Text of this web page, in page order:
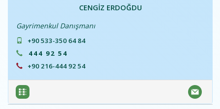
CENGIZ ERDOĞDU
Gayrimenkul Danışmanı
+90 533-350 64 84
444 92 54
+90 216-444 92 54